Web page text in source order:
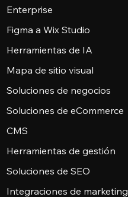
Enterprise
Figma a Wix Studio
Herramientas de IA
Mapa de sitio visual
Soluciones de negocios
Soluciones de eCommerce
CMS
Herramientas de gestión
Soluciones de SEO
Integraciones de marketing